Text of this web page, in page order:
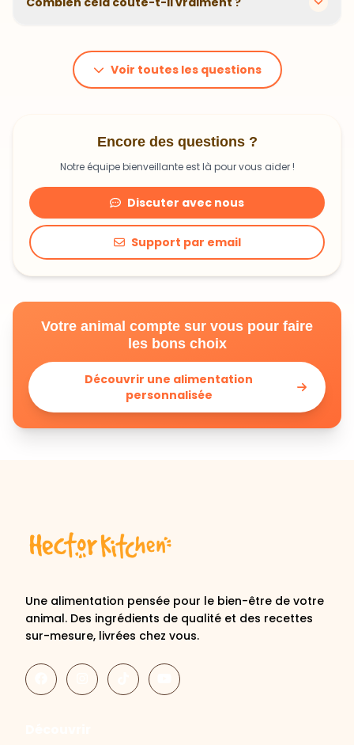
animal. En moyenne, comptez 1,20€ à 1,99€ par jour.
C'est un investissement dans sa santé qui peut vous
faire économiser en frais vétérinaires !
Voir toutes les questions
Encore des questions ?
Notre équipe bienveillante est là pour vous aider !
Discuter avec nous
Support par email
Votre animal compte sur vous pour faire
les bons choix
Découvrir une alimentation
personnalisée
Une alimentation pensée pour le bien-être de votre
animal. Des ingrédients de qualité et des recettes
sur-mesure, livrées chez vous.